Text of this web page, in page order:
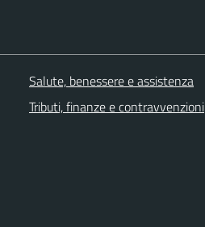
Salute, benessere e assistenza
Tributi, finanze e contravvenzioni